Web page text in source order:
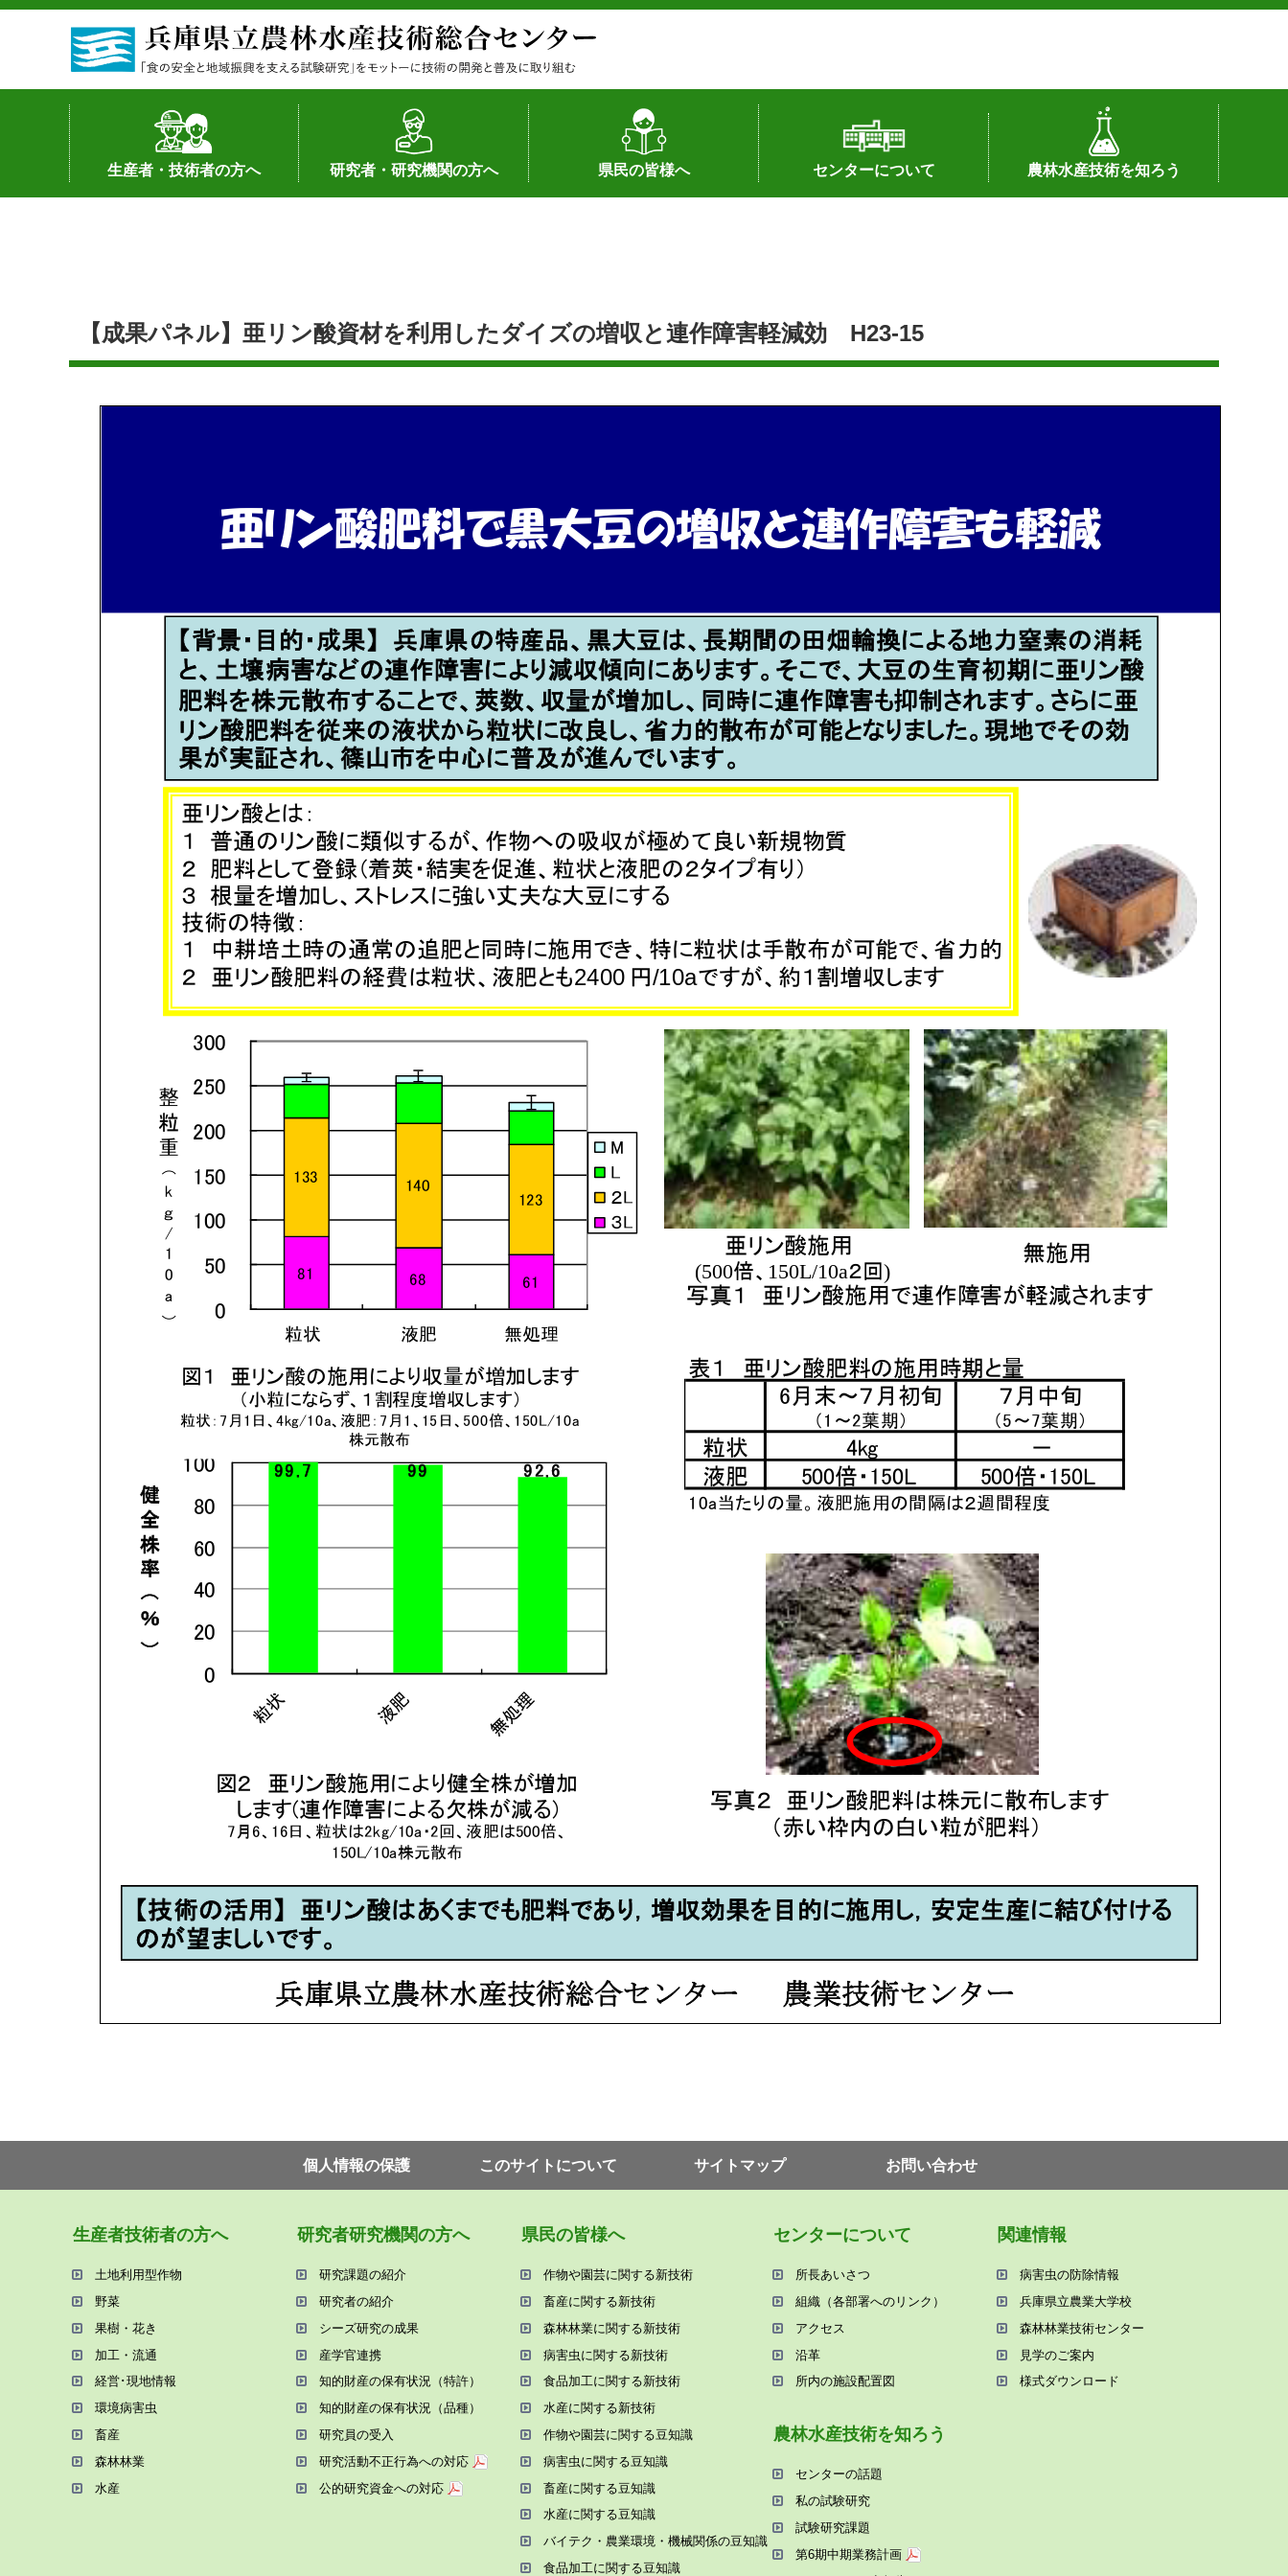
生産者・技術者の方へ
土地利用型作物
野菜
果樹・花き
加工・流通
経営･現地情報
環境病害虫
畜産
森林林業
水産
基幹種雄牛の紹介
研究者・研究機関の方へ
研究者の紹介
シーズ研究の成果
産学官連携
知的財産の保有状況（特許）
知的財産の保有状況（品種）
研究員の受入
研究活動不正行為への対応
公的研究資金への対応
県民の皆様へ
作物や園芸に関する新技術
畜産に関する新技術
森林林業に関する新技術
病害虫に関する新技術
食品加工に関する新技術
水産に関する新技術
作物や園芸に関する豆知識
病害虫に関する豆知識
畜産に関する豆知識
水産に関する豆知識
バイテク・農業環境・機械関係
食品加工に関する豆知識
森林林業に関する豆知識
センターについて
所長あいさつ
組織（各部署へのリンク）
アクセス
沿革
所内の施設配置図
農林水産技術を知ろう
センターの話題
私の試験研究
試験研究課題
第6期中期業務計画
オンライン研究報告
刊行物
知的財産に関する相談窓口
【成果パネル】亜リン酸資材を利用したダイズの増収と連作障害軽減効 H23-15
個⼈情報の保護 このサイトについて サイトマップ お問い合わせ
⽣産者技術者の⽅へ
⼟地利⽤型作物
野菜
果樹・花き
加⼯・流通
経営･現地情報
環境病害⾍
畜産
森林林業
⽔産
研究者研究機関の⽅へ
研究課題の紹介
研究者の紹介
シーズ研究の成果
産学官連携
知的財産の保有状況（特許）
知的財産の保有状況（品種）
研究員の受⼊
研究活動不正⾏為への対応
公的研究資金への対応
県⺠の皆様へ
作物や園芸に関する新技術
畜産に関する新技術
森林林業に関する新技術
病害⾍に関する新技術
⾷品加⼯に関する新技術
⽔産に関する新技術
作物や園芸に関する⾖知識
病害⾍に関する⾖知識
畜産に関する⾖知識
⽔産に関する⾖知識
バイテク・農業環境・機械関係の⾖知識
⾷品加⼯に関する⾖知識
センターについて
所⻑あいさつ
組織（各部署へのリンク）
アクセス
沿⾰
所内の施設配置図
農林⽔産技術を知ろう
センターの話題
私の試験研究
試験研究課題
第6期中期業務計画
関連情報
病害⾍の防除情報
兵庫県⽴農業⼤学校
森林林業技術センター
⾒学のご案内
様式ダウンロード